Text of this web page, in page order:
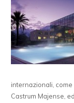
internazionali,
Castrum Majense,